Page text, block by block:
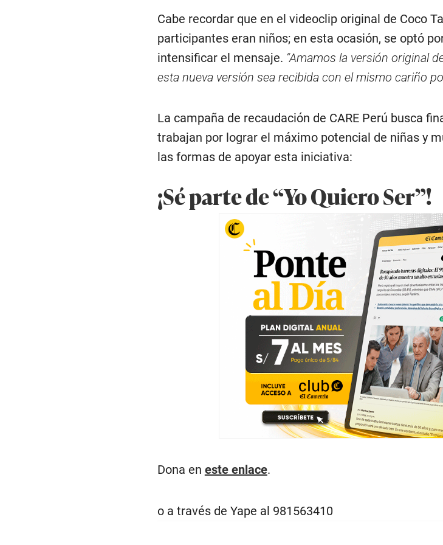
Cabe recordar que en el videoclip original de Coco
participantes eran niños; en esta ocasión, se optó
intensificar el mensaje. “Amamos la versión original
esta nueva versión sea recibida con el mismo cariño
La campaña de recaudación de CARE Perú busca
trabajan por lograr el máximo potencial de niñas y
las formas de apoyar esta iniciativa:
¡Sé parte de “Yo Quiero Ser”!
Dona en este enlace.
o a través de Yape al 981563410